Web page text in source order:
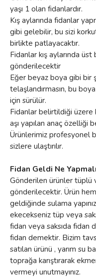
yaşı 1 olan fidanlardır.
Kış aylarında fidanlar
gibi gelebilir, bu sizi
birlikte patlayacaktır.
Fidanlar kış aylarında
gönderilecektir
Eğer beyaz boya gibi bir
telaşlandırmasın, bu
için sürülür.
Fidanlar belirtildiği üzere
aşı yapılan anaç özelliği
Ürünlerimiz profesyonel
sizlere ulaştırılır.
Fidan Geldi Ne
Gönderilen ürünler tüplü
gönderilecektir. Ürün
geldiğinde sulama
ekecekseniz tüp veya
fidan veya saksıda fidan
fidan demektir. Bizim
satılan ürünü , yarım su
toprağa karıştırarak
vermeyi unutmayınız.